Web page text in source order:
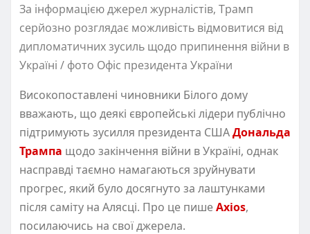
За інформацією джерел журналістів, Трамп
серйозно розглядає можливість відмовитися від
дипломатичних зусиль щодо припинення війни в
Україні / фото Офіс президента України
Високопоставлені чиновники Білого дому
вважають, що деякі європейські лідери публічно
підтримують зусилля президента СШАДональда
Трампа щодо закінчення війни в Україні, однак
насправді таємно намагаються зруйнувати
прогрес, який було досягнуто за лаштунками
після саміту на Алясці. Про це пишеAxios,
посилаючись на свої джерела.